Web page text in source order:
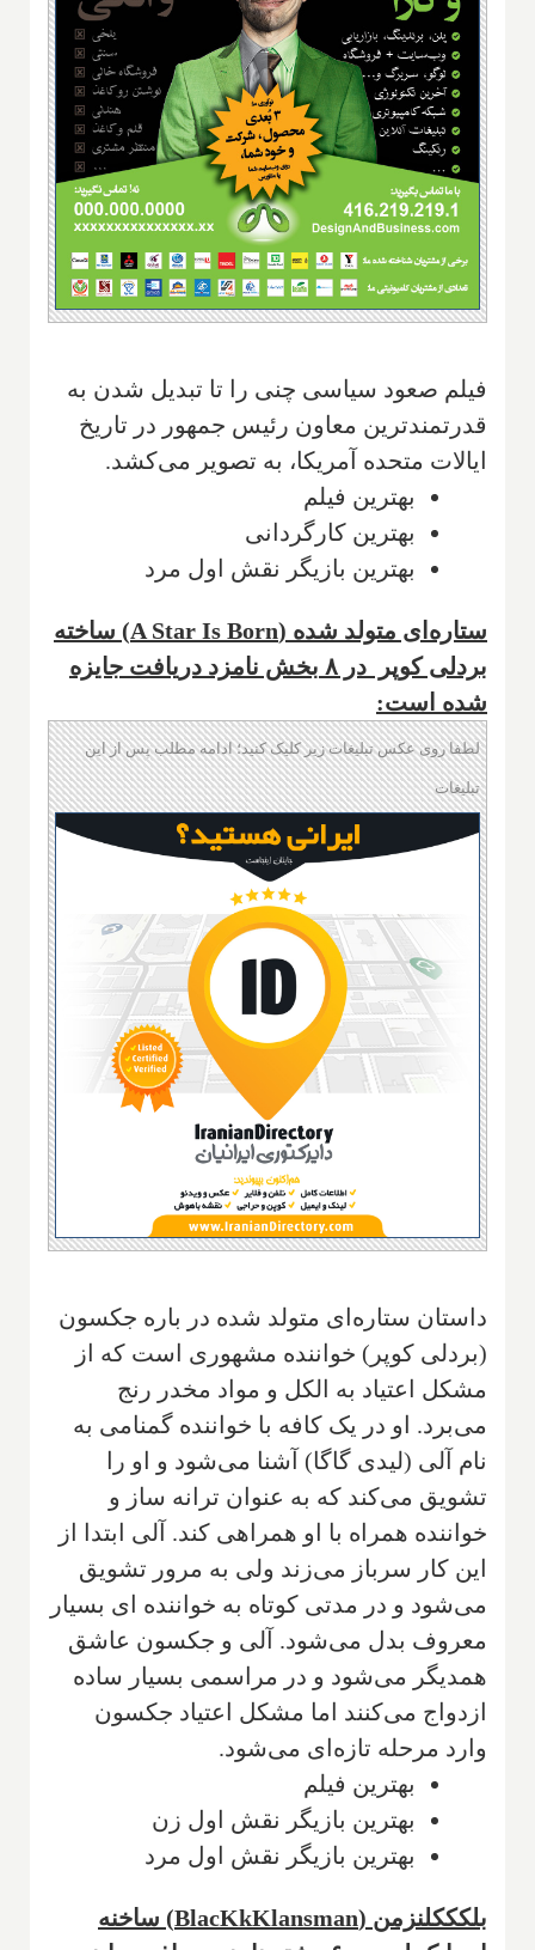
فیلم صعود سیاسی چنی را تا تبدیل شدن به
قدرتمندترین معاون رئیس جمهور در تاریخ
ایالات متحده آمریکا، به تصویر می‌کشد.
بهترین فیلم
بهترین کارگردانی
بهترین بازیگر نقش اول مرد
ستاره‌ای متولد شده (A Star Is Born) ساخته
بردلی کوپر در ۸ بخش نامزد دریافت جایزه
شده است:
لطفا روی عکس تبلیغات زیر کلیک کنید؛ ادامه مطلب پس از این
تبلیغات
داستان ستاره‌ای متولد شده در باره جکسون
(بردلی کوپر) خواننده مشهوری است که از
مشکل اعتیاد به الکل و مواد مخدر رنج
می‌برد. او در یک کافه با خواننده گمنامی به
نام آلی (لیدی گاگا) آشنا می‌شود و او را
تشویق می‌کند که به عنوان ترانه ساز و
خواننده همراه با او همراهی کند. آلی ابتدا از
این کار سرباز می‌زند ولی به مرور تشویق
می‌شود و در مدتی کوتاه به خواننده ای بسیار
معروف بدل می‌شود. آلی و جکسون عاشق
همدیگر می‌شود و در مراسمی بسیار ساده
ازدواج می‌کنند اما مشکل اعتیاد جکسون
وارد مرحله تازه‌ای می‌شود.
بهترین فیلم
بهترین بازیگر نقش اول زن
بهترین بازیگر نقش اول مرد
بلکککلنزمن (BlacKkKlansman) ساخنه